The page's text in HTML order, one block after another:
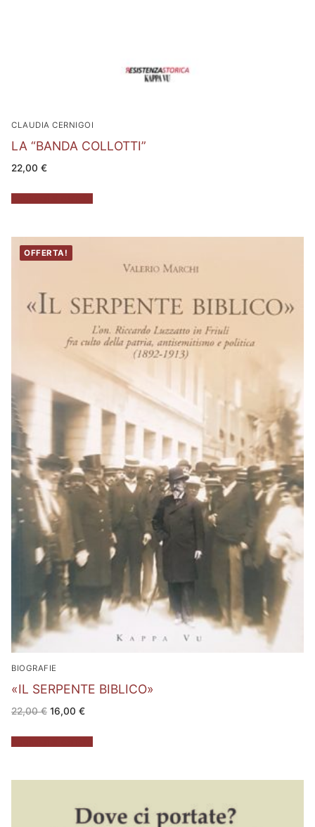
CLAUDIA CERNIGOI
LA “BANDA COLLOTTI”
22,00 €
OFFERTA!
BIOGRAFIE
«IL SERPENTE BIBLICO»
22,00€ Il
prezzo
era:
22,00 €.
16,00 €Il
è:
16,00 €.